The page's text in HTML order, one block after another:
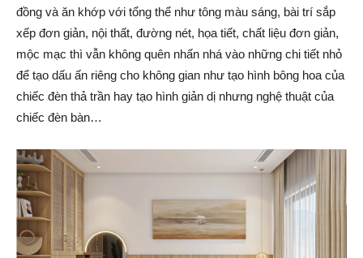
đồng và ăn khớp với tổng thể như tông màu sáng, bài trí sắp
xếp đơn giản, nội thất, đường nét, họa tiết, chất liệu đơn giản,
mộc mạc thì vẫn không quên nhấn nhá vào những chi tiết nhỏ
để tạo dấu ấn riêng cho không gian như tạo hình bông hoa của
chiếc đèn thả trần hay tạo hình giản dị nhưng nghệ thuật của
chiếc đèn bàn…